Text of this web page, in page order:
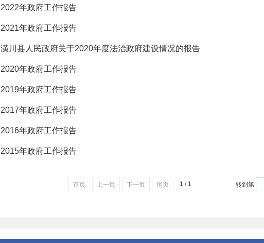
2022年政府工作报告
2021年政府工作报告
潢川县人民政府关于2020年度法治政府建设情况的报告
2020年政府工作报告
2019年政府工作报告
2017年政府工作报告
2016年政府工作报告
2015年政府工作报告
首页 上一页 下一页 尾页 1 / 1 转到第